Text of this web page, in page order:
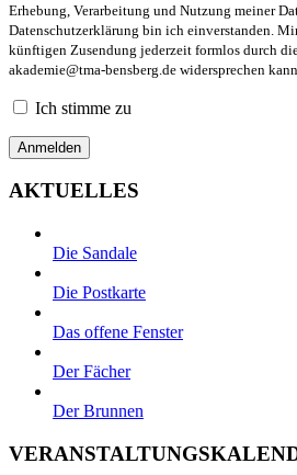
Erhebung, Verarbeitung und Nutzung meiner
Datenschutzerklärung bin ich einverstanden.
künftigen Zusendung jederzeit formlos durch
akademie@tma-bensberg.de widersprechen
Ich stimme zu
AKTUELLES
Die Sandale
Die Postkarte
Das offene Fenster
Der Fächer
Der Brunnen